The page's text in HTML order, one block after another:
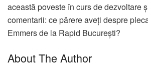
această poveste în curs de dezvoltare
comentarii: ce părere aveți despre
Emmers de la Rapid București?
About The Author